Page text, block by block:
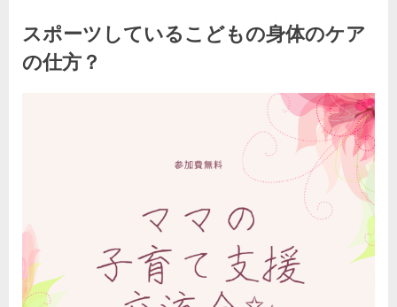
スポーツしているこどもの身体のケア
の仕方？